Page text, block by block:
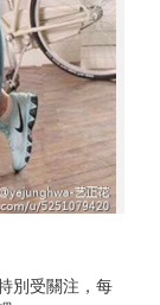
別受關注，每